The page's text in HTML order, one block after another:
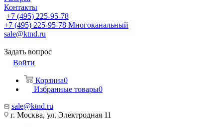
Контакты
+7 (495) 225-95-78
+7 (495) 225-95-78 Многоканальный
sale@ktnd.ru
Задать вопрос
Войти
Корзина0
Избранные товары0
sale@ktnd.ru
г. Москва, ул. Электродная 11